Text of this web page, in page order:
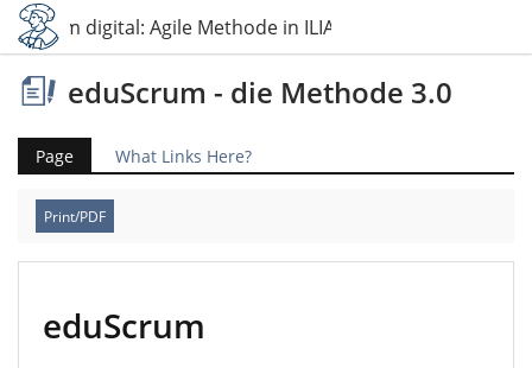
digital: Agile Methode in ILIAS umgesetzt
eduScrum - die Methode 3.0
Page What Links Here?
Print/PDF
eduScrum